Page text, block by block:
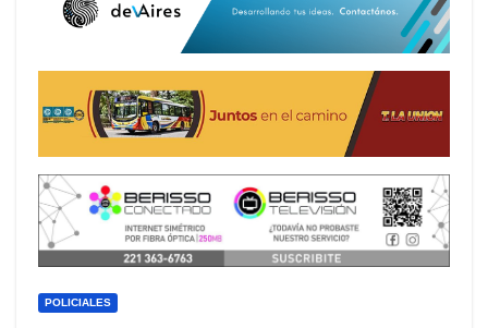
POLICIALES